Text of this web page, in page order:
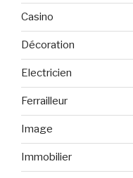
Casino
Décoration
Electricien
Ferrailleur
Image
Immobilier